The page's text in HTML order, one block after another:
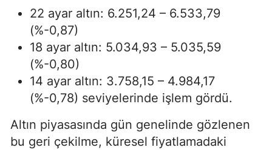
22 ayar altın: 6.251,24 – 6.533,79
(%-0,87)
18 ayar altın: 5.034,93 – 5.035,59
(%-0,80)
14 ayar altın: 3.758,15 – 4.984,17
(%-0,78) seviyelerinde işlem gördü.
Altın piyasasında gün genelinde gözlenen
bu geri çekilme, küresel fiyatlamadaki